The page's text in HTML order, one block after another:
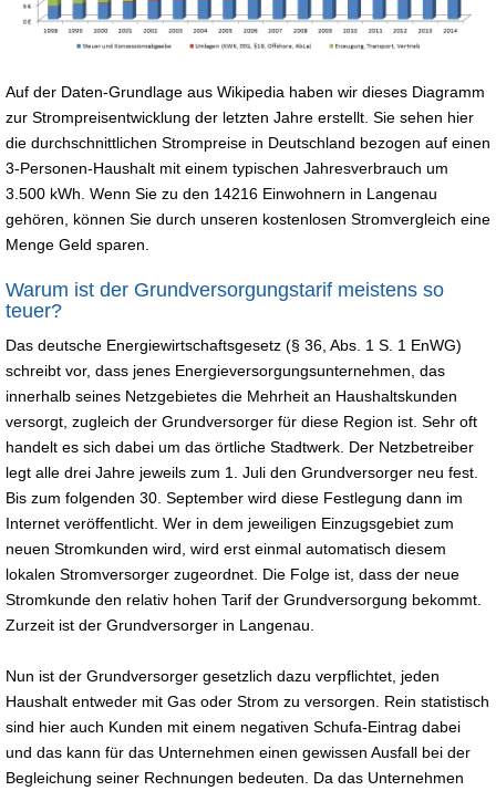
Auf der Daten-Grundlage aus Wikipedia haben wir dieses Diagramm
zur Strompreisentwicklung der letzten Jahre erstellt. Sie sehen hier
die durchschnittlichen Strompreise in Deutschland bezogen auf einen
3-Personen-Haushalt mit einem typischen Jahresverbrauch um
3.500 kWh. Wenn Sie zu den 14216 Einwohnern in Langenau
gehören, können Sie durch unseren kostenlosen Stromvergleich eine
Menge Geld sparen.
Warum ist der Grundversorgungstarif meistens so
teuer?
Das deutsche Energiewirtschaftsgesetz (§ 36, Abs. 1 S. 1 EnWG)
schreibt vor, dass jenes Energieversorgungsunternehmen, das
innerhalb seines Netzgebietes die Mehrheit an Haushaltskunden
versorgt, zugleich der Grundversorger für diese Region ist. Sehr oft
handelt es sich dabei um das örtliche Stadtwerk. Der Netzbetreiber
legt alle drei Jahre jeweils zum 1. Juli den Grundversorger neu fest.
Bis zum folgenden 30. September wird diese Festlegung dann im
Internet veröffentlicht. Wer in dem jeweiligen Einzugsgebiet zum
neuen Stromkunden wird, wird erst einmal automatisch diesem
lokalen Stromversorger zugeordnet. Die Folge ist, dass der neue
Stromkunde den relativ hohen Tarif der Grundversorgung bekommt.
Zurzeit ist der Grundversorger in Langenau.
Nun ist der Grundversorger gesetzlich dazu verpflichtet, jeden
Haushalt entweder mit Gas oder Strom zu versorgen. Rein statistisch
sind hier auch Kunden mit einem negativen Schufa-Eintrag dabei
und das kann für das Unternehmen einen gewissen Ausfall bei der
Begleichung seiner Rechnungen bedeuten. Da das Unternehmen